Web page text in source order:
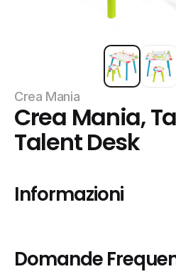
Crea Mania
Crea Mania,
Talent Desk
Informazioni
Domande